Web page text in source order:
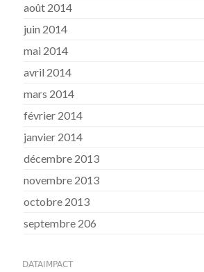
août 2014
juin 2014
mai 2014
avril 2014
mars 2014
février 2014
janvier 2014
décembre 2013
novembre 2013
octobre 2013
septembre 206
DATAIMPACT